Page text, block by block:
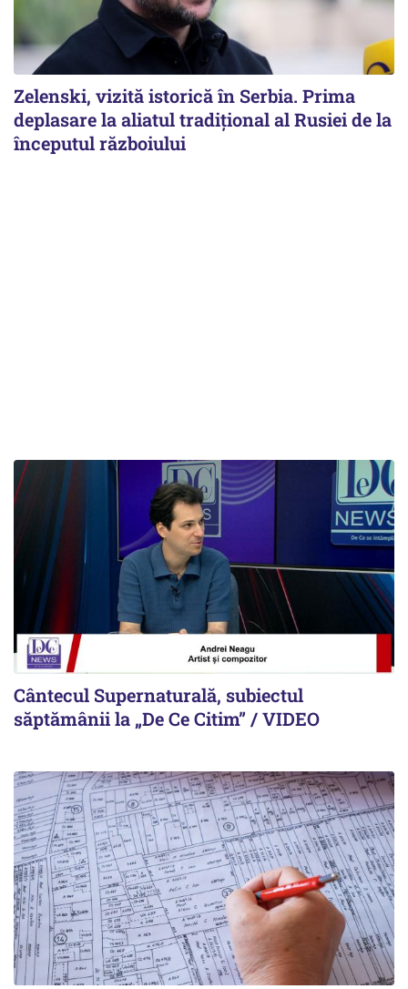
Zelenski, vizită istorică în Serbia. Prima
deplasare la aliatul tradițional al Rusiei de la
începutul războiului
Cântecul Supernaturală, subiectul
săptămânii la „De Ce Citim” / VIDEO